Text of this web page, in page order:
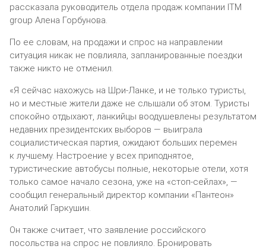
рассказала руководитель отдела продаж компании ITM
group Алена Горбунова.
По ее словам, на продажи и спрос на направлении
ситуация никак не повлияла, запланированные поездки
также никто не отменил.
«Я сейчас нахожусь на Шри-Ланке, и не только туристы,
но и местные жители даже не слышали об этом. Туристы
спокойно отдыхают, ланкийцы воодушевлены результатом
недавних президентских выборов — выиграла
социалистическая партия, ожидают больших перемен
к лучшему. Настроение у всех приподнятое,
туристические автобусы полные, некоторые отели, хотя
только самое начало сезона, уже на «стоп-сейлах», —
сообщил генеральный директор компании «Пантеон»
Анатолий Гаркушин.
Он также считает, что заявление российского
посольства на спрос не повлияло. Бронировать